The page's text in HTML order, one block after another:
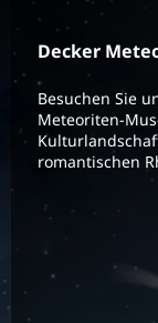
Decker
Besuchen Sie
Meteoriten-
romantischen